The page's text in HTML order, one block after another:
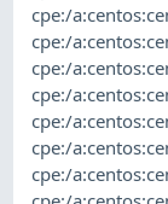
cpe:/
cpe:/
cpe:/
cpe:/
cpe:/
cpe:/
cpe:/